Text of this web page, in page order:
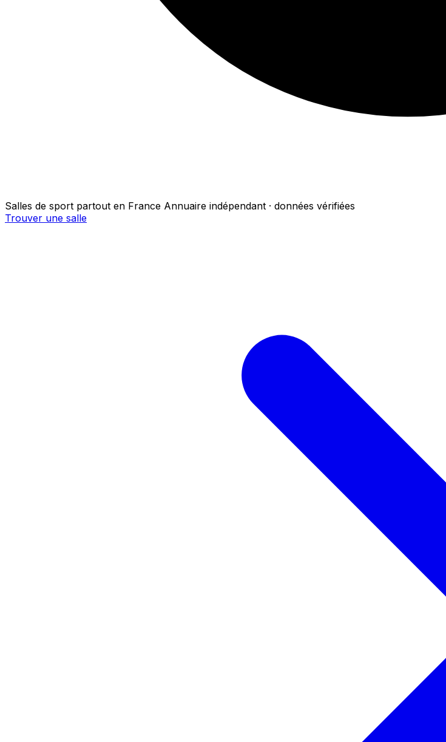
Salles de sport partout en France Annuaire indépendant · données vérifiées
Trouver une salle